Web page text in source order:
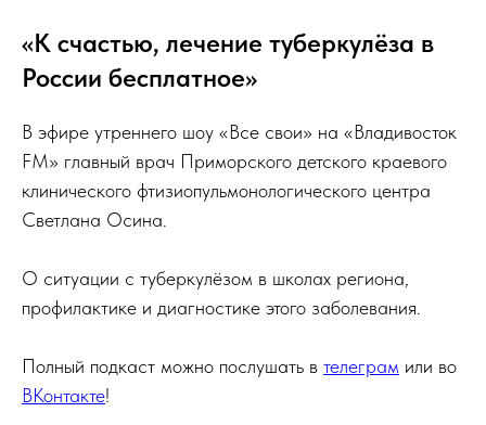
«К счастью, лечение туберкулёза в
России бесплатное»
В эфире утреннего шоу «Все свои» на «Владивосток
FM» главный врач Приморского детского краевого
клинического фтизиопульмонологического центра
Светлана Осина.
О ситуации с туберкулёзом в школах региона,
профилактике и диагностике этого заболевания.
Полный подкаст можно послушать в телеграм или во
ВКонтакте!